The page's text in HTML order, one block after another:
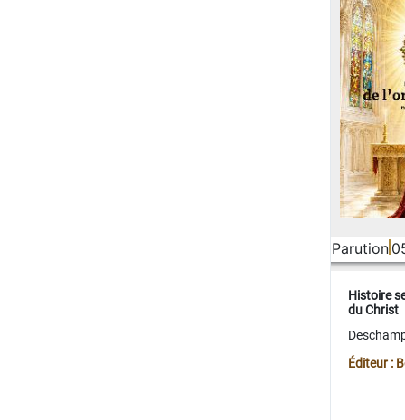
Parution
Histoire
du Christ
Éditeur :